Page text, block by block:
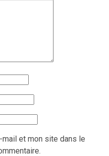
mail et mon site dans le